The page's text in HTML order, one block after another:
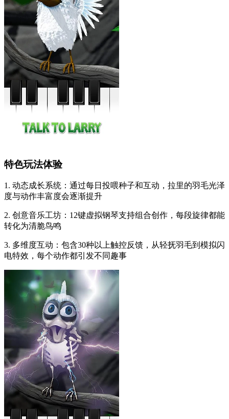
特色玩法体验
1. 动态成长系统：通过每日投喂种子和互动，拉里的羽毛光泽
度与动作丰富度会逐渐提升
2. 创意音乐工坊：12键虚拟钢琴支持组合创作，每段旋律都能
转化为清脆鸟鸣
3. 多维度互动：包含30种以上触控反馈，从轻抚羽毛到模拟闪
电特效，每个动作都引发不同趣事